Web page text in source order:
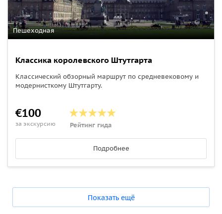
Пешеходная
Классика королевского Штутгарта
Классический обзорный маршрут по средневековому и
модернисткому Штутгарту.
€100
за экскурсию Рейтинг гида
Подробнее
Показать ещё